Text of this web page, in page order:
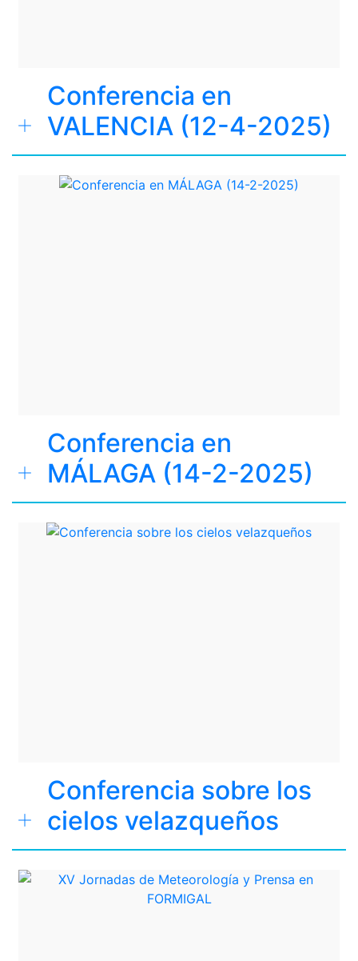
Conferencia en
VALENCIA (12-4-2025)
Conferencia en
MÁLAGA (14-2-2025)
Conferencia sobre los
cielos velazqueños